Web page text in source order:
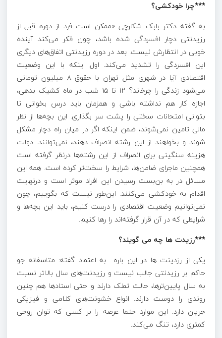
***چرا خودکشی؟
به گفته دکتر بابک شکارچی «ممکن است فرد از دوره قبل از
رزیدنتی دچار افسردگی شده باشد، چون فکر می‌کند آینده
خوبی در انتظارش نیست. بعد در دوره رزیدنتی اتفاق‌های دیگری
این افسردگی را تشدید می‌کند. اول اینکه با این وضعیت
اقتصادی آیا در شهری مثل تهران با حقوق ۸ میلیون تومانی
می‌شود زندگی را چرخاند؟ ۱۲ تا ۱۵ شب در ماه کشیک بدهی،
اجازه کار هم نداشته باشی و همزمان باید درس بخوانی تا
بتوانی امتحانات سختی را پشت سر بگذاری. این بچه‌ها از نظر
مالی تامین نمی‌شوند، ضمن اینکه اگر در میان راه دچار مشکل
شوند و بخواهند از این رشته انصراف دهند، نمی‌توانند. دولت
هزینه سنگینی برای انصراف از این رشته‌ها درنظر گرفته است
همچنین ماجرای ضامن‌ها، شرایط را سخت‌تر کرده است. همه این
مسائل در به بن‌بست رسیدن این افراد موثر است و درنهایت
اقدام به خودکشی می‌کنند. این‌طور نیست که بگوییم، چون
نمی‌توانیم وضعیت اقتصادی را درست کنیم، باید این بچه‌ها و
شرایطی که در آن قرار گرفته‌اند را رها کنیم.
***رزیدت ها چه می گویند؟
یکی از رزدینت ها در این باره به اعتماد گفته: متاسفانه جو
حاکم بر رزیدنتی جالب نیست و رزیدنت‌های سال بالاتر نسبت
به سال پایین‌ترها، حالت تملک دارند و حتی استاد‌ها هم چنین
روندی را دوست دارند. انواع خشونت‌های کلامی و فیزیکی
جریان دارد. این موارد حتما عرصه را بر کسی که توان روحی
کمتری دارد، تنگ می‌کند.